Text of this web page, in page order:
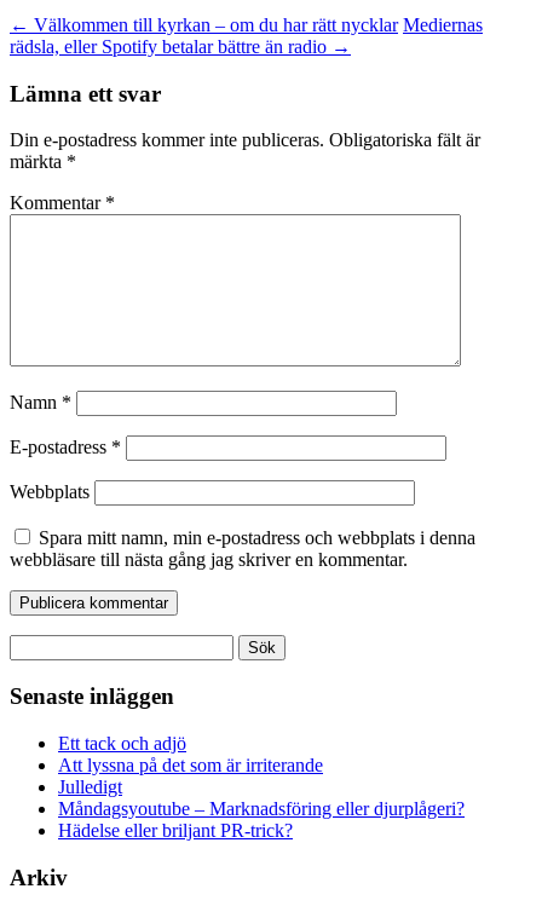
← Välkommen till kyrkan – om du har rätt nycklar Mediernas
rädsla, eller Spotify betalar bättre än radio →
Lämna ett svar
Din e-postadress kommer inte publiceras. Obligatoriska fält är
märkta *
Kommentar *
Namn *
E-postadress *
Webbplats
Spara mitt namn, min e-postadress och webbplats i denna
webbläsare till nästa gång jag skriver en kommentar.
efter:
Senaste inläggen
Ett tack och adjö
Att lyssna på det som är irriterande
Julledigt
Måndagsyoutube – Marknadsföring eller djurplågeri?
Hädelse eller briljant PR-trick?
Arkiv